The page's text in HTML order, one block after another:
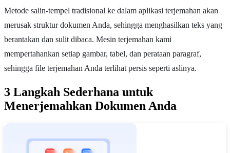
Metode salin-tempel tradisional ke dalam aplikasi terjemahan akan
merusak struktur dokumen Anda, sehingga menghasilkan teks yang
berantakan dan sulit dibaca. Mesin terjemahan kami
mempertahankan setiap gambar, tabel, dan perataan paragraf,
sehingga file terjemahan Anda terlihat persis seperti aslinya.
3 Langkah Sederhana untuk
Menerjemahkan Dokumen Anda